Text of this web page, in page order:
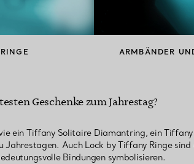
ARMBÄNDER
Geschenke zum Jahrestag?
ein Tiffany Solitaire Diamantring, ein
Jahrestagen. Auch Lock by Tiffany Ringe sind
Bindungen symbolisieren.